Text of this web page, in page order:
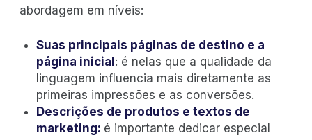
abordagem em níveis:
Suas principais páginas de destino e a
página inicial : é nelas que a qualidade da
linguagem influencia mais diretamente as
primeiras impressões e as conversões.
Descrições de produtos e textos de
marketing: é importante dedicar especial